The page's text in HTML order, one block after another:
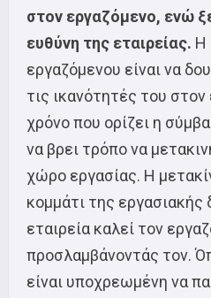
στον εργαζόμενο, ενώ
ευθύνη της εταιρείας. Η
εργαζόμενου είναι να
τις ικανότητές του
χρόνο που ορίζει η
να βρει τρόπο να
χώρο εργασίας. Η
κομμάτι της εργασιακής
εταιρεία καλεί τον
προσλαμβάνοντάς τον.
είναι υποχρεωμένη να